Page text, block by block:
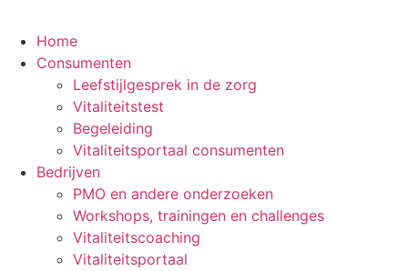
Home
Consumenten
Leefstijlgesprek in de zorg
Vitaliteitstest
Begeleiding
Vitaliteitsportaal consumenten
Bedrijven
PMO en andere onderzoeken
Workshops, trainingen en challenges
Vitaliteitscoaching
Vitaliteitsportaal